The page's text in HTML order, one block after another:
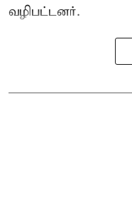
வழிபட்டனர்.